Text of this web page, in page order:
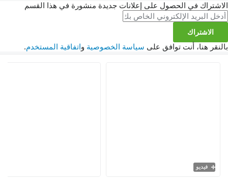
في الحصول على إعلانات جديدة منشورة في هذا القسم
الاشتراك
هنا، أنت توافق علىسياسة الخصوصيةواتفاقية المستخدم.
فيديو